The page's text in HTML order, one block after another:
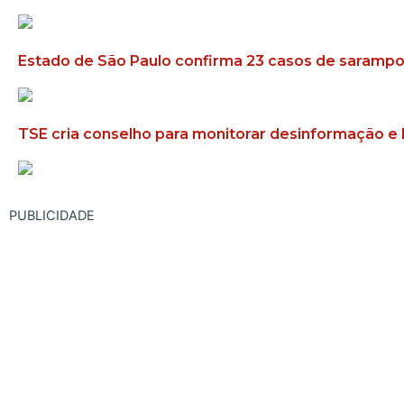
Estado de São Paulo confirma 23 casos de
TSE cria conselho para monitorar desinformação e
PUBLICIDADE